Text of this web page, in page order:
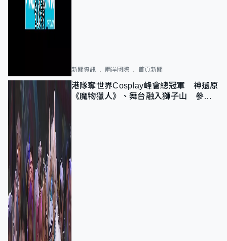
新聞資訊 兩岸國際 首頁新聞
港隊奪世界Cosplay峰會總冠軍 神還原
《魔物獵人》、舞台融入獅子山 參賽